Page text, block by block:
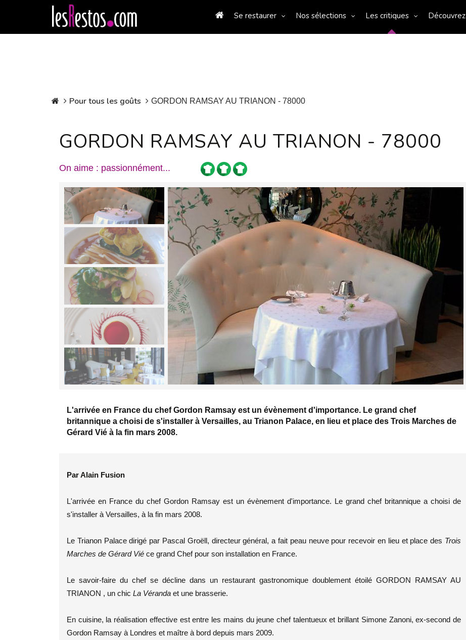
Se restaurer Nos sélections Les critiques Découvrez
Pour tous les goûts GORDON RAMSAY AU TRIANON - 78000
GORDON RAMSAY AU TRIANON - 78000
On aime : passionnément...
L'arrivée en France du chef Gordon Ramsay est un évènement d'importance. Le grand chef
britannique a choisi de s'installer à Versailles, au Trianon Palace, en lieu et place des Trois Marches de
Gérard Vié à la fin mars 2008.
Par Alain Fusion
L'arrivée en France du chef Gordon Ramsay est un évènement d'importance. Le grand chef britannique a choisi de
s'installer à Versailles, à la fin mars 2008.
Le Trianon Palace dirigé par Pascal Groëll, directeur général, a fait peau neuve pour recevoir en lieu et place des Trois
Marches de Gérard Vié ce grand Chef pour son installation en France.
Le savoir-faire du chef se décline dans un restaurant gastronomique doublement étoilé GORDON RAMSAY AU
TRIANON , un chic La Véranda et une brasserie.
En cuisine, la réalisation effective est entre les mains du jeune chef talentueux et brillant Simone Zanoni, ex-second de
Gordon Ramsay à Londres et maître à bord depuis mars 2009.